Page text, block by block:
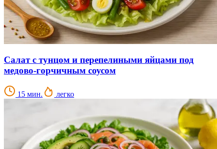
Салат с тунцом и перепелиными яйцами под
медово-горчичным соусом
15 мин. легко